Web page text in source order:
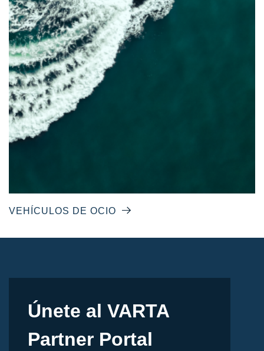
VEHÍCULOS DE OCIO
Únete al VARTA
Partner Portal